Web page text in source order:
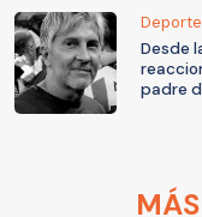
Desde
padre